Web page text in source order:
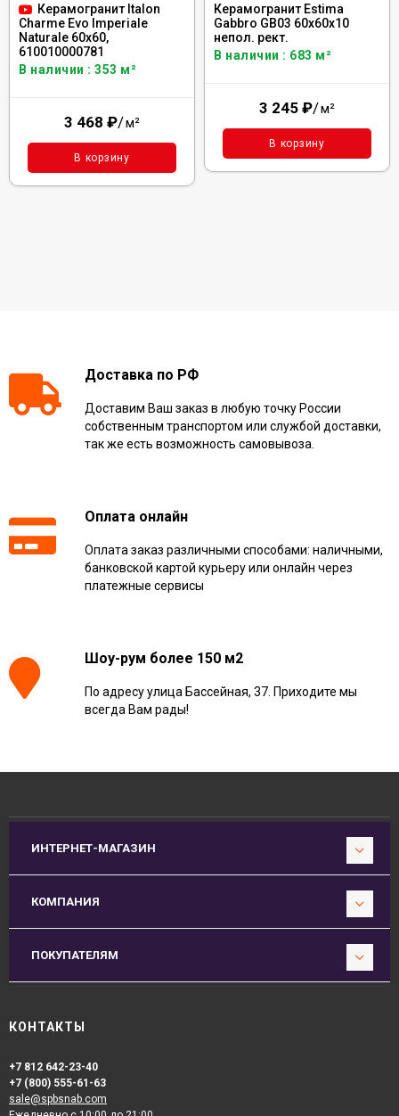
Керамогранит Italon
Charme Evo Imperiale
Naturale 60x60,
610010000781
В наличии : 353 м²
3 468 ₽/м²
В корзину
Керамогранит Estima
Gabbro GB03 60x60x10
непол. рект.
В наличии : 683 м²
3 245 ₽/м²
В корзину
Доставка по РФ
Доставим Ваш заказ в любую точку России
собственным транспортом или службой доставки,
так же есть возможность самовывоза.
Оплата онлайн
Оплата заказ различными способами: наличными,
банковской картой курьеру или онлайн через
платежные сервисы
Шоу-рум более 150 м2
По адресу улица Бассейная, 37. Приходите мы
всегда Вам рады!
ИНТЕРНЕТ-МАГАЗИН
КОМПАНИЯ
ПОКУПАТЕЛЯМ
КОНТАКТЫ
+7 812 642-23-40
+7 (800) 555-61-63
sale@spbsnab.com